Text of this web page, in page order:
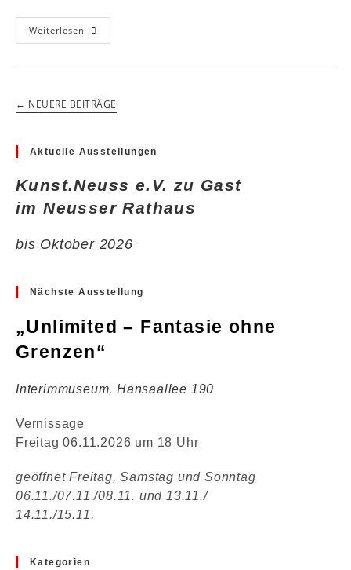
Weiterlesen Sepideh
Sadeghi
← NEUERE BEITRÄGE
Aktuelle Ausstellungen
Kunst.Neuss e.V. zu Gast
im Neusser Rathaus
bis Oktober 2026
Nächste Ausstellung
„Unlimited – Fantasie ohne
Grenzen“
Interimmuseum, Hansaallee 190
Vernissage
Freitag 06.11.2026 um 18 Uhr
geöffnet Freitag, Samstag und Sonntag
06.11./07.11./08.11. und 13.11./
14.11./15.11.
Kategorien